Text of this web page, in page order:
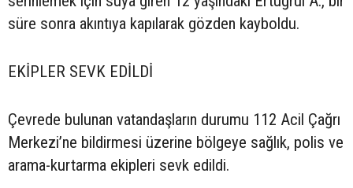
süre sonra akıntıya kapılarak gözden kayboldu.
EKİPLER SEVK EDİLDİ
Çevrede bulunan vatandaşların durumu 112 Acil Çağrı
Merkezi’ne bildirmesi üzerine bölgeye sağlık, polis ve
arama-kurtarma ekipleri sevk edildi.